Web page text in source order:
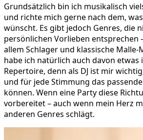
Grundsätzlich bin ich musikalisch
und richte mich gerne nach dem,
wünscht. Es gibt jedoch Genres, die
persönlichen Vorlieben entsprechen
allem Schlager und klassische
habe ich natürlich auch davon etwas
Repertoire, denn als DJ ist mir
und für jede Stimmung das
können. Wenn eine Party diese
vorbereitet – auch wenn mein Herz
anderen Genres schlägt.